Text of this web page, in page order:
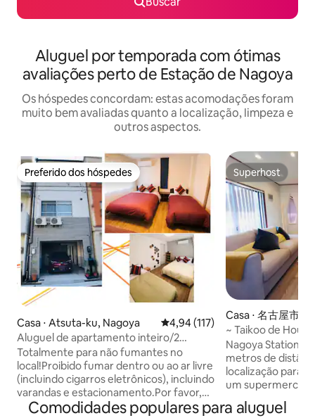
Aluguel por temporada com ótimas
avaliações perto de Estação de Nagoya
Os hóspedes concordam: estas acomodações foram
muito bem avaliadas quanto a localização, limpeza e
outros aspectos.
Preferido dos hóspedes
Preferido dos hóspedes
Casa ⋅ Atsuta-ku, Nagoya 4,94 de uma avaliação média de
4,94 (117)
Aluguel de apartamento inteiro/2
minutos da Estação Nagoya/9 minutos a
pé da Estação
Kanayama/Estacionamento gratuito no
local para 1 carro/Máximo 8
pessoas/Proibido fumar em todos os
Totalmente para não fumantes no
local!Proibido fumar dentro ou ao ar livre
(incluindo cigarros eletrônicos), incluindo
varandas e estacionamento.Por favor,
entenda. * São 2 banheiros Tenha a casa
Superhost
Superhost
Casa ⋅ 名古屋市太
~ Taikoo de
gratuito, 8
Nagoya, 3
sem
conveniente para
Nagoya Station
metros de
localização para 7
um
proximidades, e
para que você
Comodidades populares para aluguel